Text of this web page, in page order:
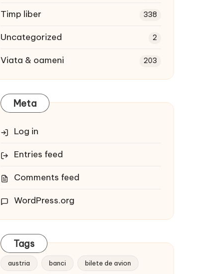
Timp liber 338
Uncategorized 2
Viata & oameni 203
Meta
Log in
Entries feed
Comments feed
WordPress.org
Tags
austria banci bilete de avion